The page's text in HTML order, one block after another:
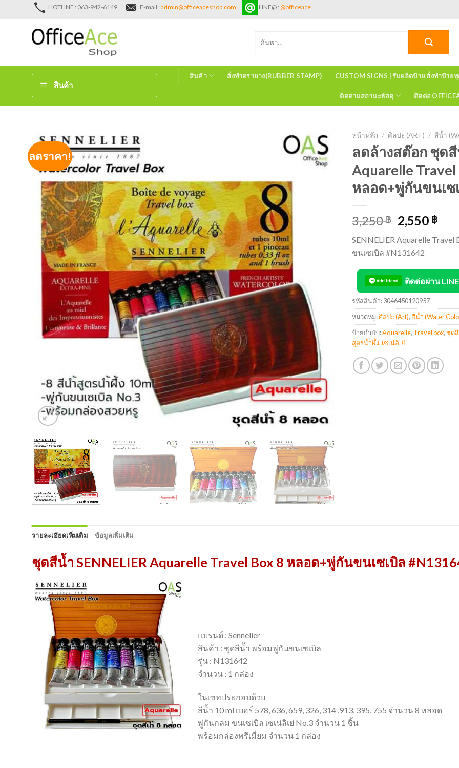
HOTLINE : 063-942-6149 E-mail : admin@officeaceshop.com LINE@ : @officeace
สินค้า
สินค้า สั่งทำตรายาง(RUBBER STAMP) CUSTOM SIGNS | รับผลิตป้าย สั่งทำป้าย
ติดตามสถานะพัสดุ ติดต่อ
ลดราคา!
หน้าหลัก / ศิลปะ (ART) / สีน้ำ
ลดล้างสต๊อก ชุดสี
Aquarelle Travel
หลอด+พู่กันขนเซ
3,250฿ 2,550 ฿
SENNELIER Aquarelle
ขนเซเบิล #N131642
ติดต่อผ่าน LINE
รหัสสินค้า:3046450120957
หมวดหมู่:ศิลปะ (Art),สีน้ำ (Water
ป้ายกำกับ:Aquarelle, Travel box,ชุด
สูตรน้ำผึ้ง, เซเน่ลิเย่
รายละเอียดเพิ่มเติม ข้อมูลเพิ่มเติม
ชุดสีน้ำ SENNELIER Aquarelle Travel Box 8 หลอด+พู่กันขนเซเบิล
แบรนด์ : Sennelier
สินค้า : ชุดสีน้ำ พร้อมพู่กันขนเซเบิล
รุ่น : N131642
จำนวน : 1 กล่อง
ในเซทประกอบด้วย
สีน้ำ 10 ml เบอร์ 578, 636, 659, 326, 314 ,913, 395, 755 จำนวน 8 หลอด
พู่กันกลม ขนเซเบิล เซเน่ลิเย่ No.3 จำนวน 1 ชิ้น
พร้อมกล่องพรีเมี่ยม จำนวน 1 กล่อง